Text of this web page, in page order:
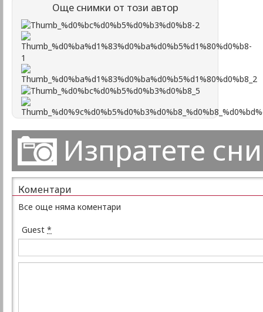
Още снимки от този автор
Изпратете
Коментари
Все още няма коментари
Guest *